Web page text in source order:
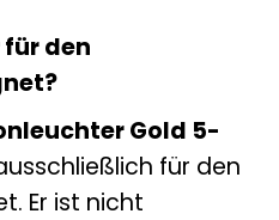
den
Gold 5-
für den
Er ist nicht